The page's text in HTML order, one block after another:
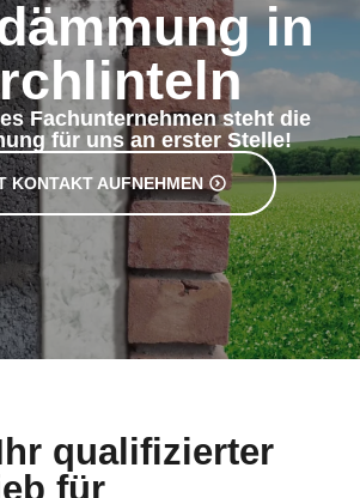
in
Fachunternehmen steht die
für uns an erster Stelle!
KONTAKT AUFNEHMEN
qualifizierter
für